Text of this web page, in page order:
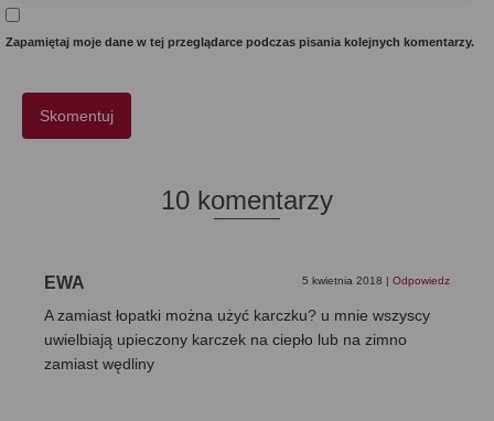
Zapamiętaj moje dane w tej przeglądarce podczas pisania kolejnych komentarzy.
10 komentarzy
EWA 5 kwietnia 2018 | Odpowiedz
A zamiast łopatki można użyć karczku? u mnie wszyscy
uwielbiają upieczony karczek na ciepło lub na zimno
zamiast wędliny